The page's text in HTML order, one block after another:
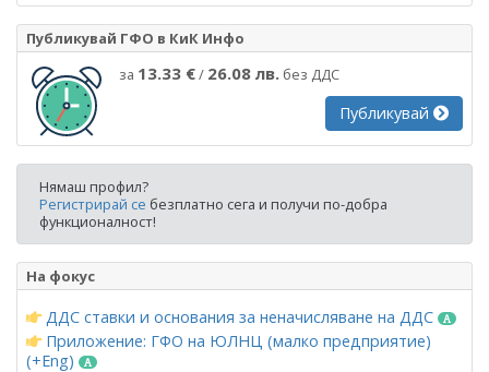
Публикувай ГФО в КиК Инфо
за 13.33 €/ 26.08 лв. без ДДС
Публикувай
Нямаш профил?
Регистрирай се безплатно сега и получи по-добра
функционалност!
На фокус
ДДС ставки и основания за неначисляване на ДДС
Приложение: ГФО на ЮЛНЦ (малко предприятие)
(+Eng)